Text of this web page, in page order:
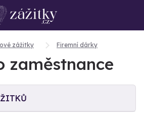
zážitky Firemní dárky
zaměstnance